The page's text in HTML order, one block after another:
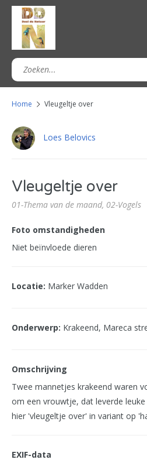
Home Vleugeltje over
Loes Belovics
Vleugeltje over
01-Thema van de maand, 02-Vogels
Foto omstandigheden
Niet beïnvloede dieren
Locatie: Marker Wadden
Onderwerp: Krakeend, Mareca
Omschrijving
Twee mannetjes krakeend waren
om een vrouwtje, dat leverde
hier 'vleugeltje over' in variant op
EXIF-data